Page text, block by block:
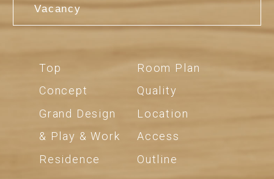
Vacancy
Top
Concept
Grand Design
& Play & Work
Residence
Room Plan
Quality
Location
Access
Outline